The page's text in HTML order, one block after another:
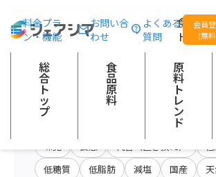
食品の
トする
料金プラ
ン・機能
お問い合
わせ
よくある
質問
会員
(無
総
合
ト
ッ
プ
食
品
原
料
原
料
ト
レ
ン
ド
総合トップ 食品原料 商品特性カテゴリー
原料・キーワード
会社名から検索
低糖質 低脂肪 減塩 国産